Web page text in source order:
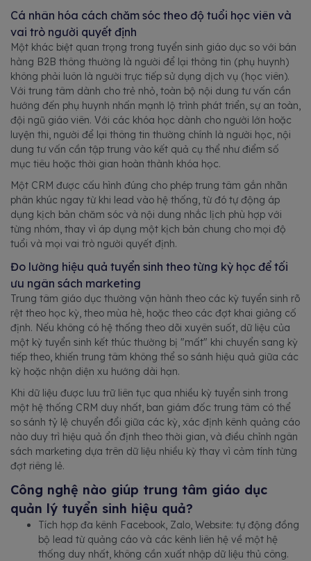
Cá nhân hóa cách chăm sóc theo độ tuổi học viên và
vai trò người quyết định
Một khác biệt quan trọng trong tuyển sinh giáo dục so với bán
hàng B2B thông thường là người để lại thông tin (phụ huynh)
không phải luôn là người trực tiếp sử dụng dịch vụ (học viên).
Với trung tâm dành cho trẻ nhỏ, toàn bộ nội dung tư vấn cần
hướng đến phụ huynh nhấn mạnh lộ trình phát triển, sự an toàn,
đội ngũ giáo viên. Với các khóa học dành cho người lớn hoặc
luyện thi, người để lại thông tin thường chính là người học, nội
dung tư vấn cần tập trung vào kết quả cụ thể như điểm số
mục tiêu hoặc thời gian hoàn thành khóa học.
Một CRM được cấu hình đúng cho phép trung tâm gắn nhãn
phân khúc ngay từ khi lead vào hệ thống, từ đó tự động áp
dụng kịch bản chăm sóc và nội dung nhắc lịch phù hợp với
từng nhóm, thay vì áp dụng một kịch bản chung cho mọi độ
tuổi và mọi vai trò người quyết định.
Đo lường hiệu quả tuyển sinh theo từng kỳ học để tối
ưu ngân sách marketing
Trung tâm giáo dục thường vận hành theo các kỳ tuyển sinh rõ
rệt theo học kỳ, theo mùa hè, hoặc theo các đợt khai giảng cố
định. Nếu không có hệ thống theo dõi xuyên suốt, dữ liệu của
một kỳ tuyển sinh kết thúc thường bị "mất" khi chuyển sang kỳ
tiếp theo, khiến trung tâm không thể so sánh hiệu quả giữa các
kỳ hoặc nhận diện xu hướng dài hạn.
Khi dữ liệu được lưu trữ liên tục qua nhiều kỳ tuyển sinh trong
một hệ thống CRM duy nhất, ban giám đốc trung tâm có thể
so sánh tỷ lệ chuyển đổi giữa các kỳ, xác định kênh quảng cáo
nào duy trì hiệu quả ổn định theo thời gian, và điều chỉnh ngân
sách marketing dựa trên dữ liệu nhiều kỳ thay vì cảm tính từng
đợt riêng lẻ.
Công nghệ nào giúp trung tâm giáo dục
quản lý tuyển sinh hiệu quả?
Tích hợp đa kênh Facebook, Zalo, Website: tự động đồng
bộ lead từ quảng cáo và các kênh liên hệ về một hệ
thống duy nhất, không cần xuất nhập dữ liệu thủ công.